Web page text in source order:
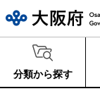
分類から探す